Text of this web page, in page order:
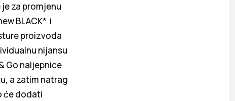
za promjenu
BLACK* i
proizvoda
nijansu
Go naljepnice
a zatim natrag
će dodati